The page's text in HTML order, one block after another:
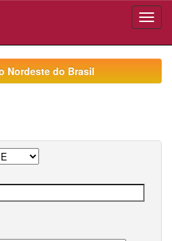
Nordeste do Brasil